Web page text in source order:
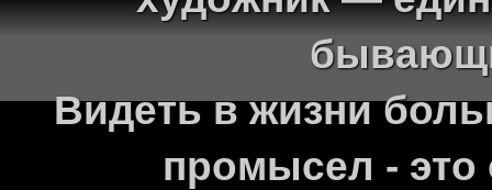
Видеть в жизни
промысел - это